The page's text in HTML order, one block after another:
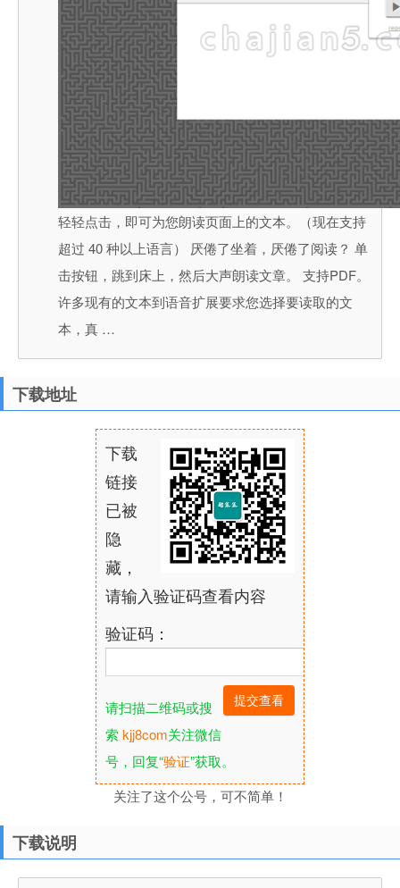
轻轻点击，即可为您朗读页面上的文本。（现在支持
超过 40 种以上语言） 厌倦了坐着，厌倦了阅读？ 单
击按钮，跳到床上，然后大声朗读文章。 支持PDF。
许多现有的文本到语音扩展要求您选择要读取的文
本，真 …
下载地址
下载
链接
已被
隐
藏，
请输入验证码查看内容
验证码：
请扫描二维码或搜
索kjj8com关注微信
号，回复“验证”获取。
关注了这个公号，可不简单！
下载说明